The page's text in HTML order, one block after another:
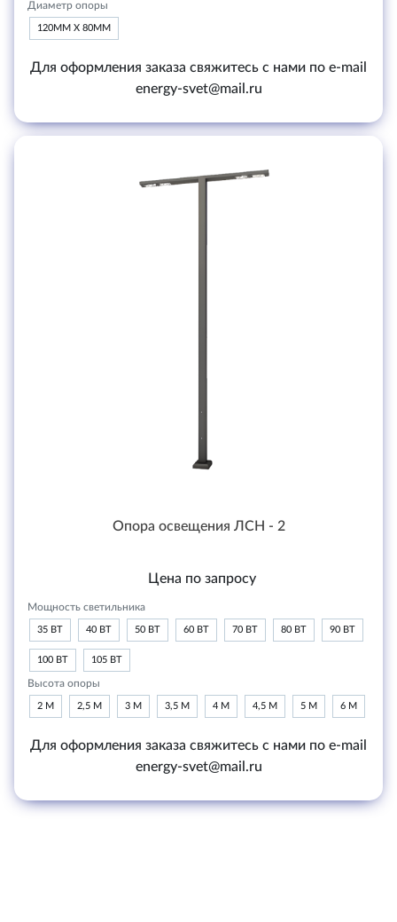
Диаметр опоры
120ММ Х 80ММ
Для оформления заказа свяжитесь с нами по e-mail
energy-svet@mail.ru
Опора освещения ЛСН - 2
Цена по запросу
Мощность светильника
35 ВТ 40 ВТ 50 ВТ 60 ВТ 70 ВТ 80 ВТ 90 ВТ
100 ВТ 105 ВТ
Высота опоры
2 М 2,5 М 3 М 3,5 М 4 М 4,5 М 5 М 6 М
Для оформления заказа свяжитесь с нами по e-mail
energy-svet@mail.ru